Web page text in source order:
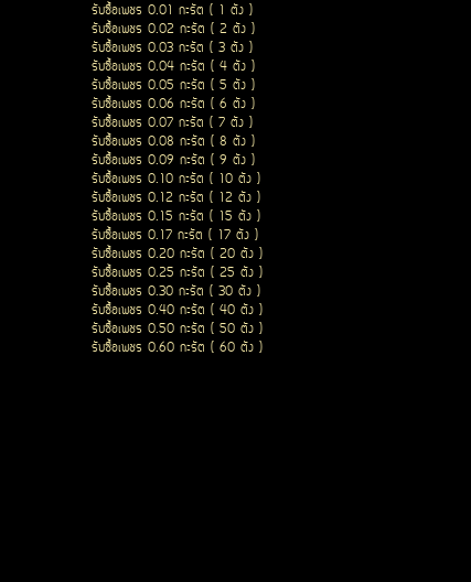
รับซื้อเพชร 0.01 กะรัต ( 1 ตัง )
รับซื้อเพชร 0.02 กะรัต ( 2 ตัง )
รับซื้อเพชร 0.03 กะรัต ( 3 ตัง )
รับซื้อเพชร 0.04 กะรัต ( 4 ตัง )
รับซื้อเพชร 0.05 กะรัต ( 5 ตัง )
รับซื้อเพชร 0.06 กะรัต ( 6 ตัง )
รับซื้อเพชร 0.07 กะรัต ( 7 ตัง )
รับซื้อเพชร 0.08 กะรัต ( 8 ตัง )
รับซื้อเพชร 0.09 กะรัต ( 9 ตัง )
รับซื้อเพชร 0.10 กะรัต ( 10 ตัง )
รับซื้อเพชร 0.12 กะรัต ( 12 ตัง )
รับซื้อเพชร 0.15 กะรัต ( 15 ตัง )
รับซื้อเพชร 0.17 กะรัต ( 17 ตัง )
รับซื้อเพชร 0.20 กะรัต ( 20 ตัง )
รับซื้อเพชร 0.25 กะรัต ( 25 ตัง )
รับซื้อเพชร 0.30 กะรัต ( 30 ตัง )
รับซื้อเพชร 0.40 กะรัต ( 40 ตัง )
รับซื้อเพชร 0.50 กะรัต ( 50 ตัง )
รับซื้อเพชร 0.60 กะรัต ( 60 ตัง )